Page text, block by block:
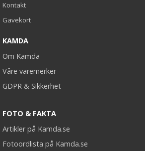
Kontakt
Gavekort
KAMDA
Om Kamda
Våre varemerker
GDPR & Sikkerhet
FOTO & FAKTA
Artikler på Kamda.se
Fotoordlista på Kamda.se